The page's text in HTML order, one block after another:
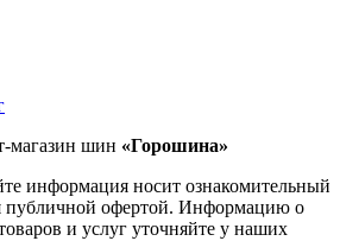
магазин шин «Горошина»
информация носит ознакомительный
публичной офертой. Информацию о
и услуг уточняйте у наших